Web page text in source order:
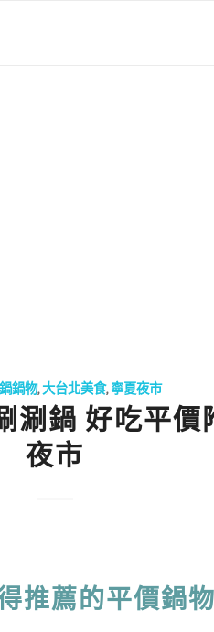
鍋物,大台北美食,寧夏夜市
涮鍋 好吃平價
夜市
推薦的平價鍋物